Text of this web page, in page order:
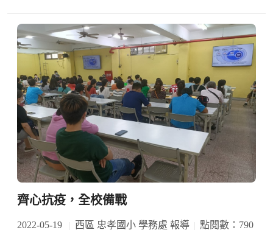
齊心抗疫，全校備戰
2022-05-19 西區 忠孝國小 學務處 報導
點閱數：790